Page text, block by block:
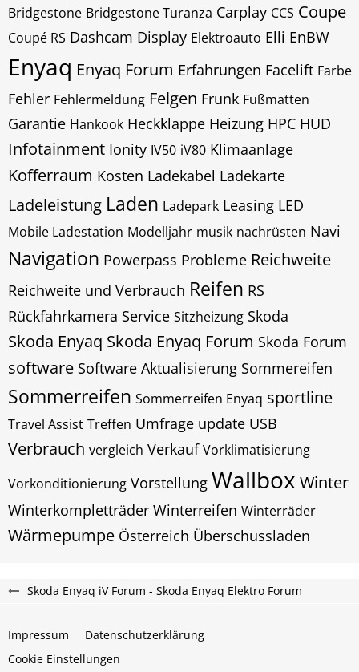
Bridgestone Bridgestone Turanza Carplay CCS Coupe
Coupé RS Dashcam Display Elektroauto Elli EnBW
Enyaq Enyaq Forum Erfahrungen Facelift Farbe
Fehler Fehlermeldung Felgen Frunk Fußmatten
Garantie Hankook Heckklappe Heizung HPC HUD
Infotainment Ionity IV50 iV80 Klimaanlage
Kofferraum Kosten Ladekabel Ladekarte
Ladeleistung Laden Ladepark Leasing LED
Mobile Ladestation Modelljahr musik nachrüsten Navi
Navigation Powerpass Probleme Reichweite
Reichweite und Verbrauch Reifen RS
Rückfahrkamera Service Sitzheizung Skoda
Skoda Enyaq Skoda Enyaq Forum Skoda Forum
software Software Aktualisierung Sommereifen
Sommerreifen Sommerreifen Enyaq sportline
Travel Assist Treffen Umfrage update USB
Verbrauch vergleich Verkauf Vorklimatisierung
Vorkonditionierung Vorstellung Wallbox Winter
Winterkompletträder Winterreifen Winterräder
Wärmepumpe Österreich Überschussladen
Skoda Enyaq iV Forum - Skoda Enyaq Elektro Forum
Impressum
Datenschutzerklärung
Cookie Einstellungen